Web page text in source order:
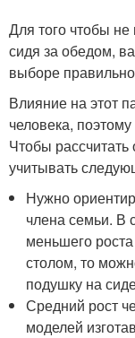
Для того чтобы
сидя за обедом,
выборе
Влияние на этот
человека,
Чтобы
учитывать
Нужно
члена семьи. В
меньшего
столом, то
подушку на
Средний рост
моделей